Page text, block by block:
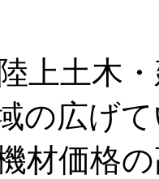
上土木
の広げ
材価格